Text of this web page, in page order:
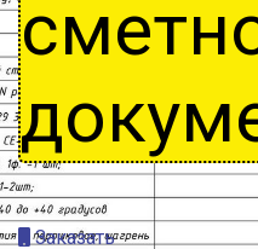
Заказать